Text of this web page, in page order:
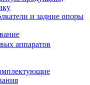
и задние опоры
аппаратов